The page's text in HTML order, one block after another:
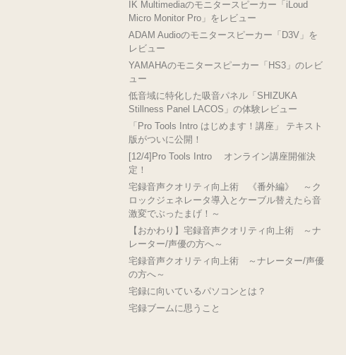
IK Multimediaのモニタースピーカー「iLoud
Micro Monitor Pro」をレビュー
ADAM Audioのモニタースピーカー「D3V」を
レビュー
YAMAHAのモニタースピーカー「HS3」のレビ
ュー
低音域に特化した吸音パネル「SHIZUKA
Stillness Panel LACOS」の体験レビュー
「Pro Tools Intro はじめます！講座」 テキスト
版がついに公開！
[12/4]Pro Tools Intro オンライン講座開催決
定！
宅録音声クオリティ向上術 《番外編》 ～ク
ロックジェネレータ導入とケーブル替えたら音
激変でぶったまげ！～
【おかわり】宅録音声クオリティ向上術 ～ナ
レーター/声優の方へ～
宅録音声クオリティ向上術 ～ナレーター/声優
の方へ～
宅録に向いているパソコンとは？
宅録ブームに思うこと